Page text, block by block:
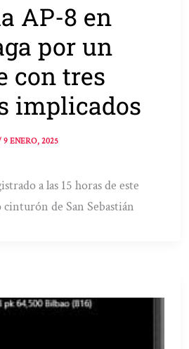
AP-8 en
por un
con tres
implicados
9 ENERO, 2025
a las 15 horas de este
cinturón de San Sebastián